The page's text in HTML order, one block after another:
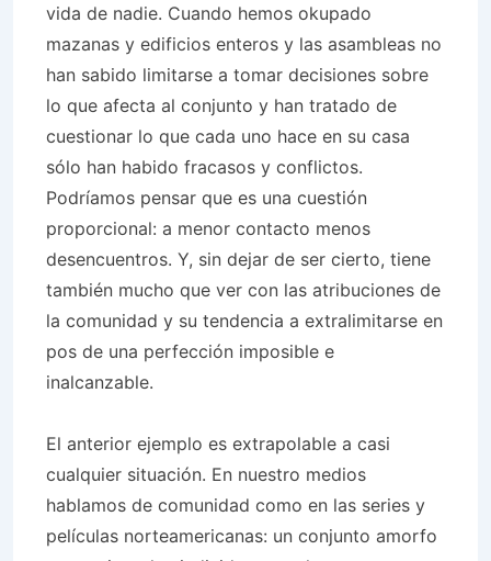
vida de nadie. Cuando hemos okupado
mazanas y edificios enteros y las asambleas no
han sabido limitarse a tomar decisiones sobre
lo que afecta al conjunto y han tratado de
cuestionar lo que cada uno hace en su casa
sólo han habido fracasos y conflictos.
Podríamos pensar que es una cuestión
proporcional: a menor contacto menos
desencuentros. Y, sin dejar de ser cierto, tiene
también mucho que ver con las atribuciones de
la comunidad y su tendencia a extralimitarse en
pos de una perfección imposible e
inalcanzable.
El anterior ejemplo es extrapolable a casi
cualquier situación. En nuestro medios
hablamos de comunidad como en las series y
películas norteamericanas: un conjunto amorfo